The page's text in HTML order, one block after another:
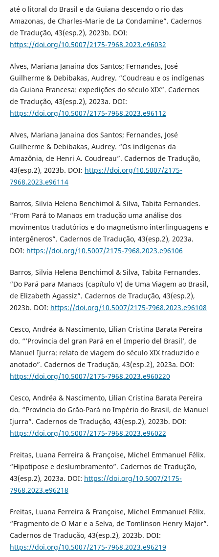
até o litoral do Brasil e da Guiana descendo o rio das
Amazonas, de Charles-Marie de La Condamine”. Cadernos
de Tradução, 43(esp.2), 2023b. DOI:
https://doi.org/10.5007/2175-7968.2023.e96032
Alves, Mariana Janaina dos Santos; Fernandes, José
Guilherme & Debibakas, Audrey. “Coudreau e os indígenas
da Guiana Francesa: expedições do século XIX”. Cadernos
de Tradução, 43(esp.2), 2023a. DOI:
https://doi.org/10.5007/2175-7968.2023.e96112
Alves, Mariana Janaina dos Santos; Fernandes, José
Guilherme & Debibakas, Audrey. “Os indígenas da
Amazônia, de Henri A. Coudreau”. Cadernos de Tradução,
43(esp.2), 2023b. DOI: https://doi.org/10.5007/2175-
7968.2023.e96114
Barros, Silvia Helena Benchimol & Silva, Tabita Fernandes.
“From Pará to Manaos em tradução uma análise dos
movimentos tradutórios e do magnetismo interlinguagens e
intergêneros”. Cadernos de Tradução, 43(esp.2), 2023a.
DOI: https://doi.org/10.5007/2175-7968.2023.e96106
Barros, Silvia Helena Benchimol & Silva, Tabita Fernandes.
“Do Pará para Manaos (capítulo V) de Uma Viagem ao Brasil,
de Elizabeth Agassiz”. Cadernos de Tradução, 43(esp.2),
2023b. DOI: https://doi.org/10.5007/2175-7968.2023.e96108
Cesco, Andréa & Nascimento, Lilian Cristina Barata Pereira
do. “’Provincia del gran Pará en el Imperio del Brasil’, de
Manuel Ijurra: relato de viagem do século XIX traduzido e
anotado”. Cadernos de Tradução, 43(esp.2), 2023a. DOI:
https://doi.org/10.5007/2175-7968.2023.e960220
Cesco, Andréa & Nascimento, Lilian Cristina Barata Pereira
do. “Província do Grão-Pará no Império do Brasil, de Manuel
Ijurra”. Cadernos de Tradução, 43(esp.2), 2023b. DOI:
https://doi.org/10.5007/2175-7968.2023.e96022
Freitas, Luana Ferreira & Françoise, Michel Emmanuel Félix.
“Hipotipose e deslumbramento”. Cadernos de Tradução,
43(esp.2), 2023a. DOI: https://doi.org/10.5007/2175-
7968.2023.e96218
Freitas, Luana Ferreira & Françoise, Michel Emmanuel Félix.
“Fragmento de O Mar e a Selva, de Tomlinson Henry Major”.
Cadernos de Tradução, 43(esp.2), 2023b. DOI:
https://doi.org/10.5007/2175-7968.2023.e96219